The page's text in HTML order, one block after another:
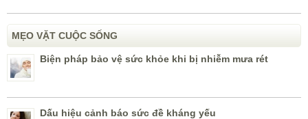
MẸO VẶT CUỘC SỐNG
Biện pháp bảo vệ sức khỏe khi bị nhiễm mưa rét
Dấu hiệu cảnh báo sức đề kháng yếu